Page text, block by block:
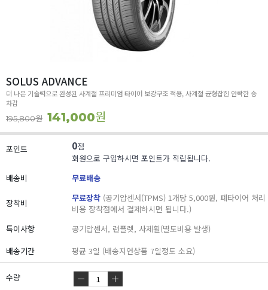
SOLUS ADVANCE
더 나은 기술력으로 완성된 사계절 프리미엄 타이어 보강구조 적용, 사계절 균형잡힌 안락한 승
차감
195,800원 141,000원
포인트 0점
회원으로 구입하시면 포인트가 적립됩니다.
배송비
무료배송
장착비 무료장착 (공기압센서(TPMS) 1개당 5,000원, 폐타이어 처리
비용 장착점에서 결제하시면 됩니다.)
특이사항
공기압센서, 런플렛, 사제휠(별도비용 발생)
배송기간
평균 3일 (배송지연상품 7일정도 소요)
수량